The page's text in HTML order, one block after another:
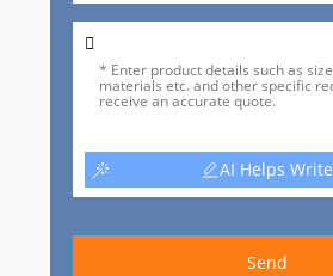
AI Helps Write
Send